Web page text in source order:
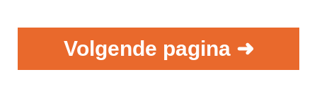
Volgende pagina ➜